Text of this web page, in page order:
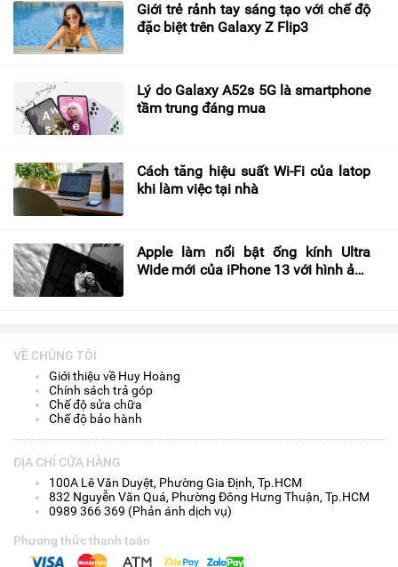
Giới trẻ rảnh tay sáng tạo với chế độ
đặc biệt trên Galaxy Z Flip3
Lý do Galaxy A52s 5G là smartphone
tầm trung đáng mua
Cách tăng hiệu suất Wi-Fi của latop
khi làm việc tại nhà
Apple làm nổi bật ống kính Ultra
Wide mới của iPhone 13 với hình ảnh
VỀ CHÚNG TÔI
Giới thiệu về Huy Hoàng
Chính sách trả góp
Chế độ sửa chữa
Chế độ bảo hành
ĐỊA CHỈ CỬA HÀNG
100A Lê Văn Duyệt, Phường Gia Định, Tp.HCM
832 Nguyễn Văn Quá, Phường Đông Hưng Thuận, Tp.HCM
0989 366 369 (Phản ánh dịch vụ)
Phương thức thanh toán